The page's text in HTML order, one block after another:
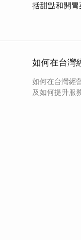
括甜點和開胃
如何在台灣
如何在台灣經
及如何提升服